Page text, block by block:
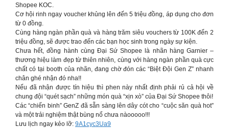
Shopee KOC.
Cơ hội rinh ngay voucher khủng lên đến 5 triệu đồng, áp dụng cho đơn
từ 0 đồng.
Cùng hàng ngàn phần quà và hàng trăm siêu vouchers từ 100K đến 2
triệu đồng, sẽ được trao đến các bạn học sinh trong ngày sự kiện.
Chưa hết, đồng hành cùng Đại Sứ Shopee là nhãn hàng Garnier –
thương hiệu làm đẹp từ thiên nhiên, cùng với hàng ngàn phần quà cực
chất có tại booth của nhãn, đang chờ đón các “Biệt Đội Gen Z” nhanh
chân ghé nhận đó nha!!
Nếu đã nhận được tín hiệu thì phen này nhất định phải rủ cả hội về
chung đội “quét sạch” những món quà “xịn xò” của Đại Sứ Shopee thôi!
Các “chiến binh” GenZ đã sẵn sàng lên dây cót cho “cuộc săn quà hot”
và một trải nghiệm thật bùng nổ chưa nàooooo!!!
Lưu lịch ngay kẻo lỡ: 9A1cyc3Ua9